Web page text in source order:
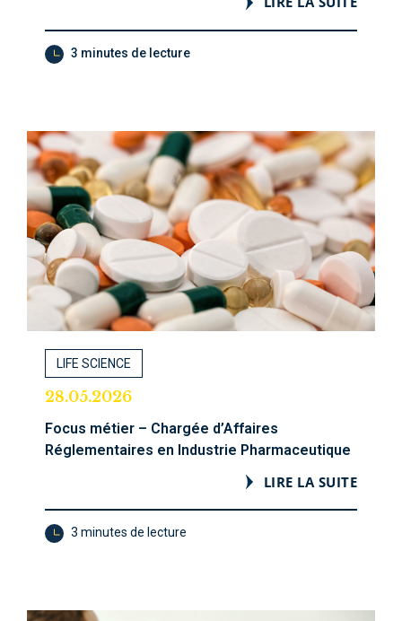
3 minutes de lecture
LIFE SCIENCE
28.05.2026
Focus métier – Chargée d’Affaires
Réglementaires en Industrie Pharmaceutique
LIRE LA SUITE
3 minutes de lecture